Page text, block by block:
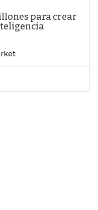
para crear